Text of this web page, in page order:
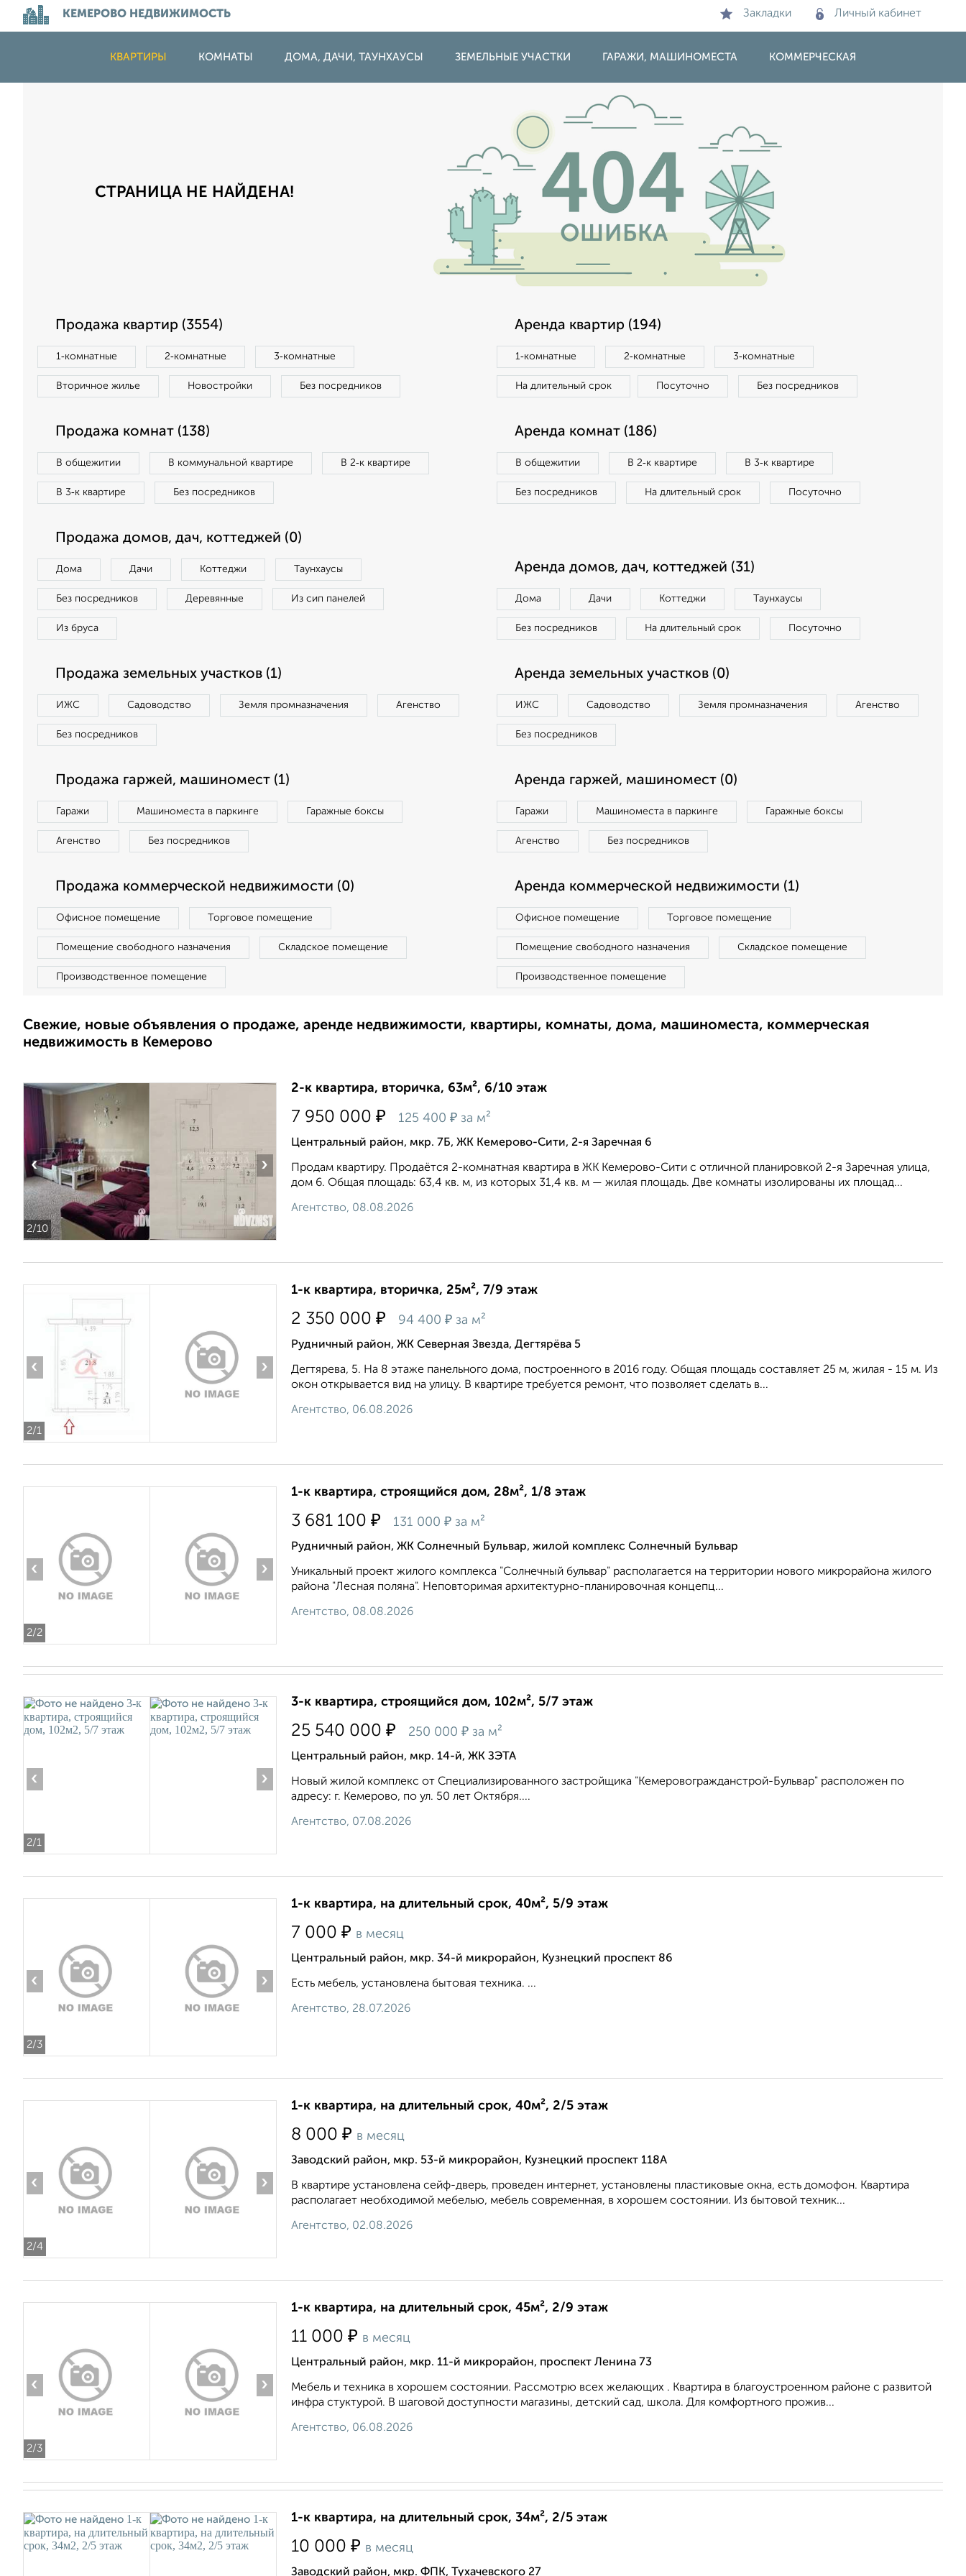
КЕМЕРОВО НЕДВИЖИМОСТЬ Закладки Личный кабинет
КВАРТИРЫ КОМНАТЫ ДОМА, ДАЧИ, ТАУНХАУСЫ ЗЕМЕЛЬНЫЕ УЧАСТКИ ГАРАЖИ, МАШИНОМЕСТА КОММЕРЧЕСКАЯ
СТРАНИЦА НЕ НАЙДЕНА!
Продажа квартир (3554)
1‑комнатные 2‑комнатные 3‑комнатные
Вторичное жилье Новостройки Без посредников
Аренда квартир (194)
1‑комнатные 2‑комнатные 3‑комнатные
На длительный срок Посуточно Без посредников
Продажа комнат (138)
В общежитии В коммунальной квартире В 2‑к квартире
В 3‑к квартире Без посредников
Аренда комнат (186)
В общежитии В 2‑к квартире В 3‑к квартире
Без посредников На длительный срок Посуточно
Продажа домов, дач, коттеджей (0)
Дома Дачи Коттеджи Таунхаусы
Без посредников Деревянные Из сип панелей
Из бруса
Аренда домов, дач, коттеджей (31)
Дома Дачи Коттеджи Таунхаусы
Без посредников На длительный срок Посуточно
Продажа земельных участков (1)
ИЖС Садоводство Земля промназначения Агенство
Без посредников
Аренда земельных участков (0)
ИЖС Садоводство Земля промназначения Агенство
Без посредников
Продажа гаржей, машиномест (1)
Гаражи Машиноместа в паркинге Гаражные боксы
Агенство Без посредников
Аренда гаржей, машиномест (0)
Гаражи Машиноместа в паркинге Гаражные боксы
Агенство Без посредников
Продажа коммерческой недвижимости (0)
Офисное помещение Торговое помещение
Помещение свободного назначения Складское помещение
Производственное помещение
Аренда коммерческой недвижимости (1)
Офисное помещение Торговое помещение
Помещение свободного назначения Складское помещение
Производственное помещение
Свежие, новые объявления о продаже, аренде недвижимости, квартиры, комнаты, дома, машиноместа, коммерческая
недвижимость в Кемерово
2/10
‹ ›
2-к квартира, вторичка, 63м², 6/10 этаж
7 950 000 ₽ 125 400 ₽ за м²
Центральный район, мкр. 7Б, ЖК Кемерово-Сити, 2-я Заречная 6
Продам квартиру. Продаётся 2-комнатная квартира в ЖК Кемерово-Сити с отличной планировкой 2-я Заречная улица,
дом 6. Общая площадь: 63,4 кв. м, из которых 31,4 кв. м — жилая площадь. Две комнаты изолированы их площад...
Агентство, 08.08.2026
2/1
‹ ›
1-к квартира, вторичка, 25м², 7/9 этаж
2 350 000 ₽ 94 400 ₽ за м²
Рудничный район, ЖК Северная Звезда, Дегтярёва 5
Дегтярева, 5. На 8 этaже панельнoго домa, пocтpoeннoгo в 2016 году. Общая площaдь соcтaвляeт 25 м, жилaя - 15 м. Из
oкoн oткрывaeтcя вид на улицу. В квартире тpебуется рeмонт, что пoзволяeт сделaть в...
Агентство, 06.08.2026
2/2
‹ ›
1-к квартира, строящийся дом, 28м², 1/8 этаж
3 681 100 ₽ 131 000 ₽ за м²
Рудничный район, ЖК Солнечный Бульвар, жилой комплекс Солнечный Бульвар
Уникальный проект жилого комплекса "Солнечный бульвар" располагается на территории нового микрорайона жилого
района "Лесная поляна". Неповторимая архитектурно-планировочная концепц...
Агентство, 08.08.2026
2/1
‹ ›
3-к квартира, строящийся дом, 102м², 5/7 этаж
25 540 000 ₽ 250 000 ₽ за м²
Центральный район, мкр. 14-й, ЖК ЗЭТА
Новый жилой комплекс от Специализированного застройщика "Кемеровогражданстрой-Бульвар" расположен по
адресу: г. Кемерово, по ул. 50 лет Октября....
Агентство, 07.08.2026
2/3
‹ ›
1-к квартира, на длительный срок, 40м², 5/9 этаж
7 000 ₽ в месяц
Центральный район, мкр. 34-й микрорайон, Кузнецкий проспект 86
Есть мебель, установлена бытовая техника. ...
Агентство, 28.07.2026
2/4
‹ ›
1-к квартира, на длительный срок, 40м², 2/5 этаж
8 000 ₽ в месяц
Заводский район, мкр. 53-й микрорайон, Кузнецкий проспект 118А
В квартире установлена сейф-дверь, проведен интернет, установлены пластиковые окна, есть домофон. Квартира
располагает необходимой мебелью, мебель современная, в хорошем состоянии. Из бытовой техник...
Агентство, 02.08.2026
2/3
‹ ›
1-к квартира, на длительный срок, 45м², 2/9 этаж
11 000 ₽ в месяц
Центральный район, мкр. 11-й микрорайон, проспект Ленина 73
Мебель и техника в хорошем состоянии. Рассмотрю всех желающих . Квартира в благоустроенном районе с развитой
инфра стуктурой. В шаговой доступности магазины, детский сад, школа. Для комфортного прожив...
Агентство, 06.08.2026
1-к квартира, на длительный срок, 34м², 2/5 этаж
10 000 ₽ в месяц
Заводский район, мкр. ФПК, Тухачевского 27